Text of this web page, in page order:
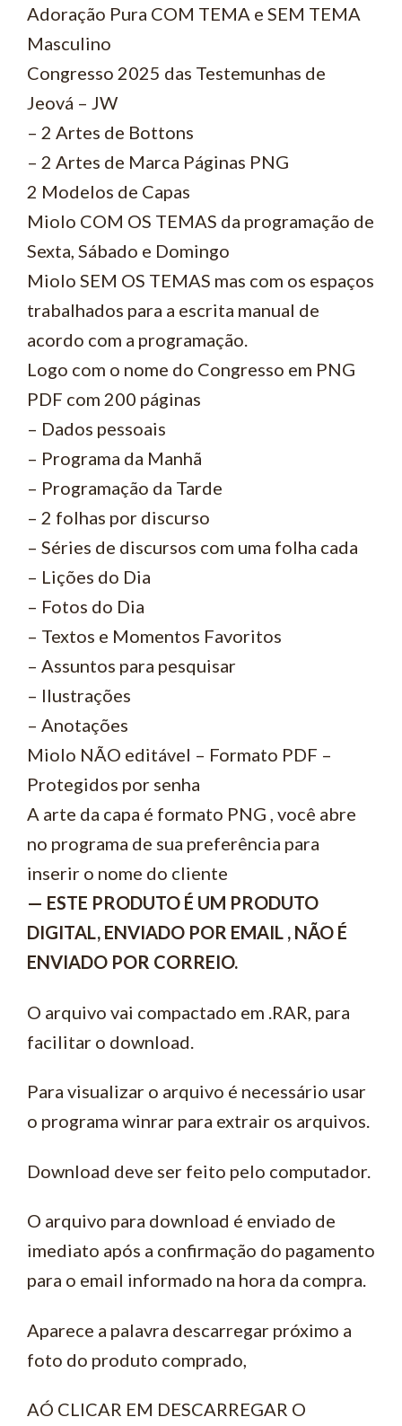
Adoração Pura COM TEMA e SEM TEMA
Masculino
Congresso 2025 das Testemunhas de
Jeová – JW
– 2 Artes de Bottons
– 2 Artes de Marca Páginas PNG
2 Modelos de Capas
Miolo COM OS TEMAS da programação de
Sexta, Sábado e Domingo
Miolo SEM OS TEMAS mas com os espaços
trabalhados para a escrita manual de
acordo com a programação.
Logo com o nome do Congresso em PNG
PDF com 200 páginas
– Dados pessoais
– Programa da Manhã
– Programação da Tarde
– 2 folhas por discurso
– Séries de discursos com uma folha cada
– Lições do Dia
– Fotos do Dia
– Textos e Momentos Favoritos
– Assuntos para pesquisar
– Ilustrações
– Anotações
Miolo NÃO editável – Formato PDF –
Protegidos por senha
A arte da capa é formato PNG , você abre
no programa de sua preferência para
inserir o nome do cliente
— ESTE PRODUTO É UM PRODUTO
DIGITAL, ENVIADO POR EMAIL , NÃO É
ENVIADO POR CORREIO.
O arquivo vai compactado em .RAR, para
facilitar o download.
Para visualizar o arquivo é necessário usar
o programa winrar para extrair os arquivos.
Download deve ser feito pelo computador.
O arquivo para download é enviado de
imediato após a confirmação do pagamento
para o email informado na hora da compra.
Aparece a palavra descarregar próximo a
foto do produto comprado,
AÓ CLICAR EM DESCARREGAR O